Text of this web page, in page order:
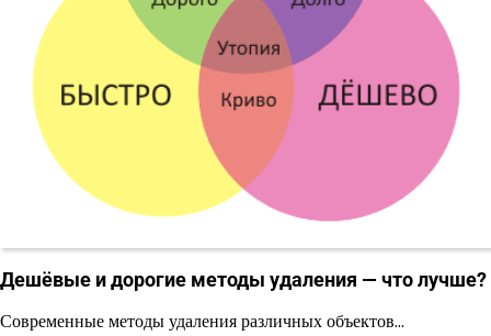
Дешёвые и дорогие методы удаления — что лучше?
Современные методы удаления различных объектов…